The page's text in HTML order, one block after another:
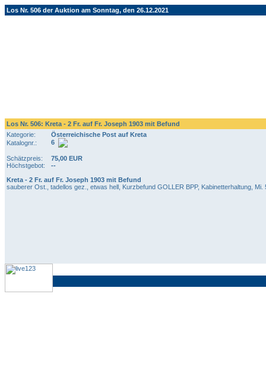
Los Nr. 506 der Auktion am Sonntag, den 26.12.2021
Los Nr. 506: Kreta - 2 Fr. auf Fr. Joseph 1903 mit Befund
Kategorie:
Österreichische Post auf Kreta
Katalognr.:
6
Schätzpreis:
75,00 EUR
Höchstgebot:
--
Kreta - 2 Fr. auf Fr. Joseph 1903 mit Befund
sauberer Ost., tadellos gez., etwas hell, Kurzbefund GOLLER BPP, Kabinetterhaltung, Mi.